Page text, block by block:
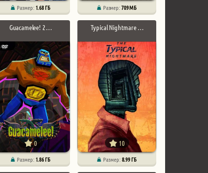
Размер: 1.68 ГБ Размер:709 МБ
Guacamelee! 2 …
0
Размер: 1.86 ГБ
Typical Nightmare …
10
Размер:8.99 ГБ